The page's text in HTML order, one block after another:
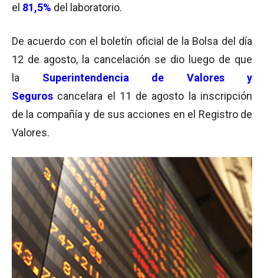
el 81,5% del laboratorio.
De acuerdo con el boletín oficial de la Bolsa del día
12 de agosto, la cancelación se dio luego de que
la Superintendencia de Valores y
Seguros cancelara el 11 de agosto la inscripción
de la compañía y de sus acciones en el Registro de
Valores.